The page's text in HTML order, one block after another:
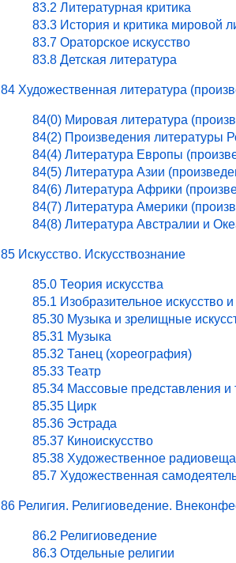
83.2 Литературная критика
83.3 История и критика мировой
83.7 Ораторское искусство
83.8 Детская литература
84 Художественная литература
84(0) Мировая литература
84(2) Произведения литературы
84(4) Литература Европы
84(5) Литература Азии
84(6) Литература Африки
84(7) Литература Америки
84(8) Литература Австралии и
85 Искусство. Искусствознание
85.0 Теория искусства
85.1 Изобразительное искусство и
85.30 Музыка и зрелищные
85.31 Музыка
85.32 Танец (хореография)
85.33 Театр
85.34 Массовые представления и
85.35 Цирк
85.36 Эстрада
85.37 Киноискусство
85.38 Художественное
85.7 Художественная
86 Религия. Религиоведение.
86.2 Религиоведение
86.3 Отдельные религии